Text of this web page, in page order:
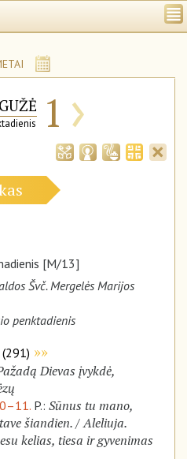
1 ›
[M/13]
Švč. Mergelės Marijos
penktadienis
Dievas įvykdė,
P.: Sūnus tu mano,
šiandien. / Aleliuja.
kelias, tiesa ir gyvenimas